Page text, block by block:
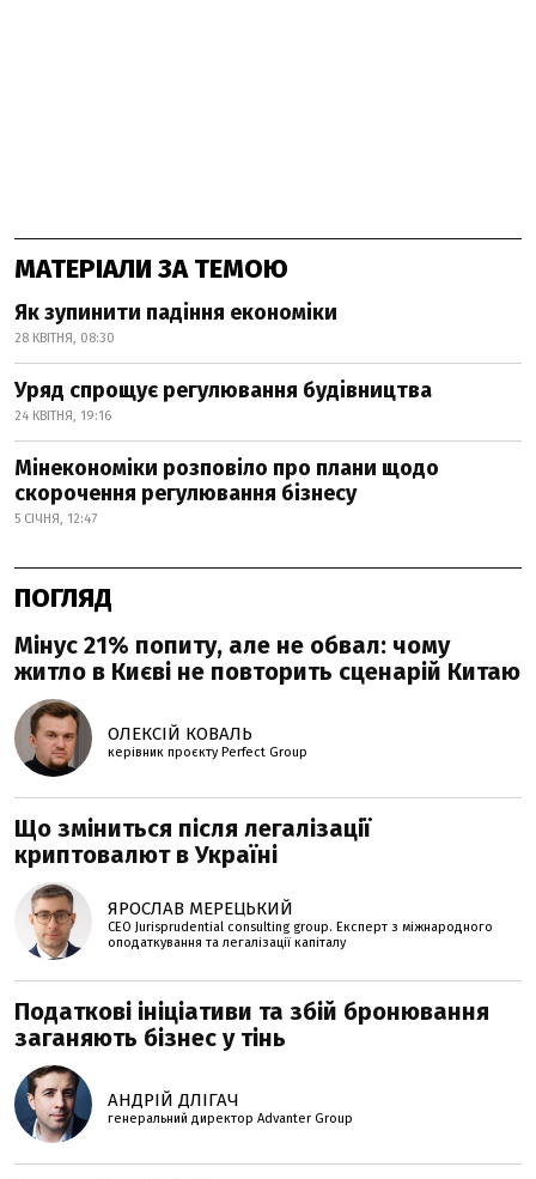
МАТЕРІАЛИ ЗА ТЕМОЮ
Як зупинити падіння економіки
28 КВІТНЯ, 08:30
Уряд спрощує регулювання будівництва
24 КВІТНЯ, 19:16
Мінекономіки розповіло про плани щодо
скорочення регулювання бізнесу
5 СІЧНЯ, 12:47
ПОГЛЯД
Мінус 21% попиту, але не обвал: чому
житло в Києві не повторить сценарій Китаю
ОЛЕКСІЙ КОВАЛЬ
керівник проєкту Perfеct Group
Що зміниться після легалізації
криптовалют в Україні
ЯРОСЛАВ МЕРЕЦЬКИЙ
CEO Jurisprudential consulting group. Експерт з міжнародного
оподаткування та легалізації капіталу
Податкові ініціативи та збій бронювання
заганяють бізнес у тінь
АНДРІЙ ДЛІГАЧ
генеральний директор Advanter Group